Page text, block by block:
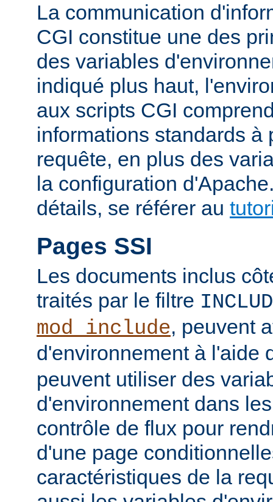
La communication
CGI constitue une des
des variables
indiqué plus haut,
aux scripts CGI
informations standards à
requête, en plus des
la configuration
détails, se référer au
Pages SSI
Les documents inclus
traités par le filtre
mod_include, peuvent
d'environnement à l'aide
peuvent utiliser des
d'environnement dans
contrôle de flux pour
d'une page
caractéristiques de la